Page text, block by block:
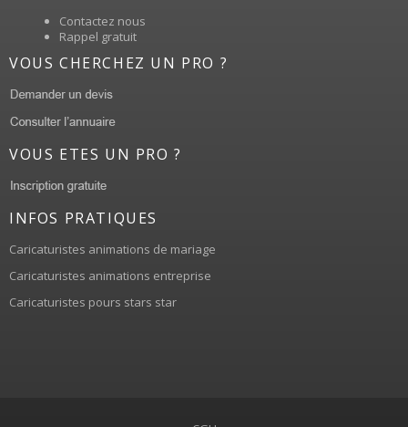
Contactez nous
Rappel gratuit
VOUS CHERCHEZ UN PRO ?
VOUS ETES UN PRO ?
INFOS PRATIQUES
Caricaturistes animations de mariage
Caricaturistes animations entreprise
Caricaturistes pours stars star